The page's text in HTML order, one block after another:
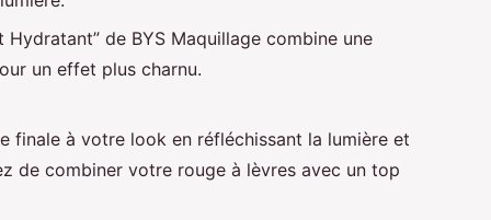
Hydratant” de BYS Maquillage combine une
un effet plus charnu.
finale à votre look en réfléchissant la lumière et
de combiner votre rouge à lèvres avec un top